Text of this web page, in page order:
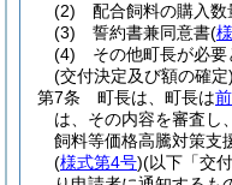
(2)
配合飼料の購入
(3)
誓約書兼同意書(
(4)
その他町長が必
(交付決定及び額の確定)
第7条
町長は、町長は
は、その内容を審査し
飼料等価格高騰対策支
(様式第4号)(以下「交